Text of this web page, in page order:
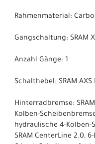
Rahmenmaterial:
Gangschaltung: SRAM
Anzahl Gänge: 1
Schalthebel: SRAM AXS
Hinterradbremse:
Kolben-
hydraulische 4-Kolben-
SRAM CenterLine 2.0,